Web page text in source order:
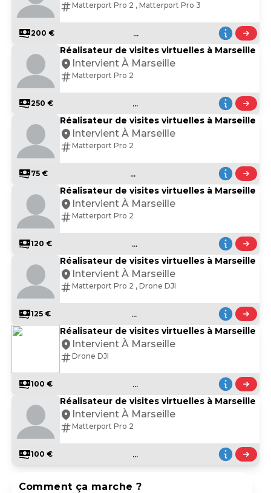
Matterport Pro 2 , Matterport Pro 3
200 € ...
Réalisateur de visites virtuelles à Marseille
Intervient À Marseille
Matterport Pro 2
250 € ...
Réalisateur de visites virtuelles à Marseille
Intervient À Marseille
Matterport Pro 2
75 € ...
Réalisateur de visites virtuelles à Marseille
Intervient À Marseille
Matterport Pro 2
120 € ...
Réalisateur de visites virtuelles à Marseille
Intervient À Marseille
Matterport Pro 2 , Drone DJI
125 € ...
Réalisateur de visites virtuelles à Marseille
Intervient À Marseille
Drone DJI
100 € ...
Réalisateur de visites virtuelles à Marseille
Intervient À Marseille
Matterport Pro 2
100 € ...
Comment ça marche ?